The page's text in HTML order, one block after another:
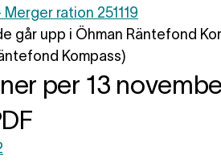
ration 251119
går upp i Öhman Räntefond
Kompass)
per 13